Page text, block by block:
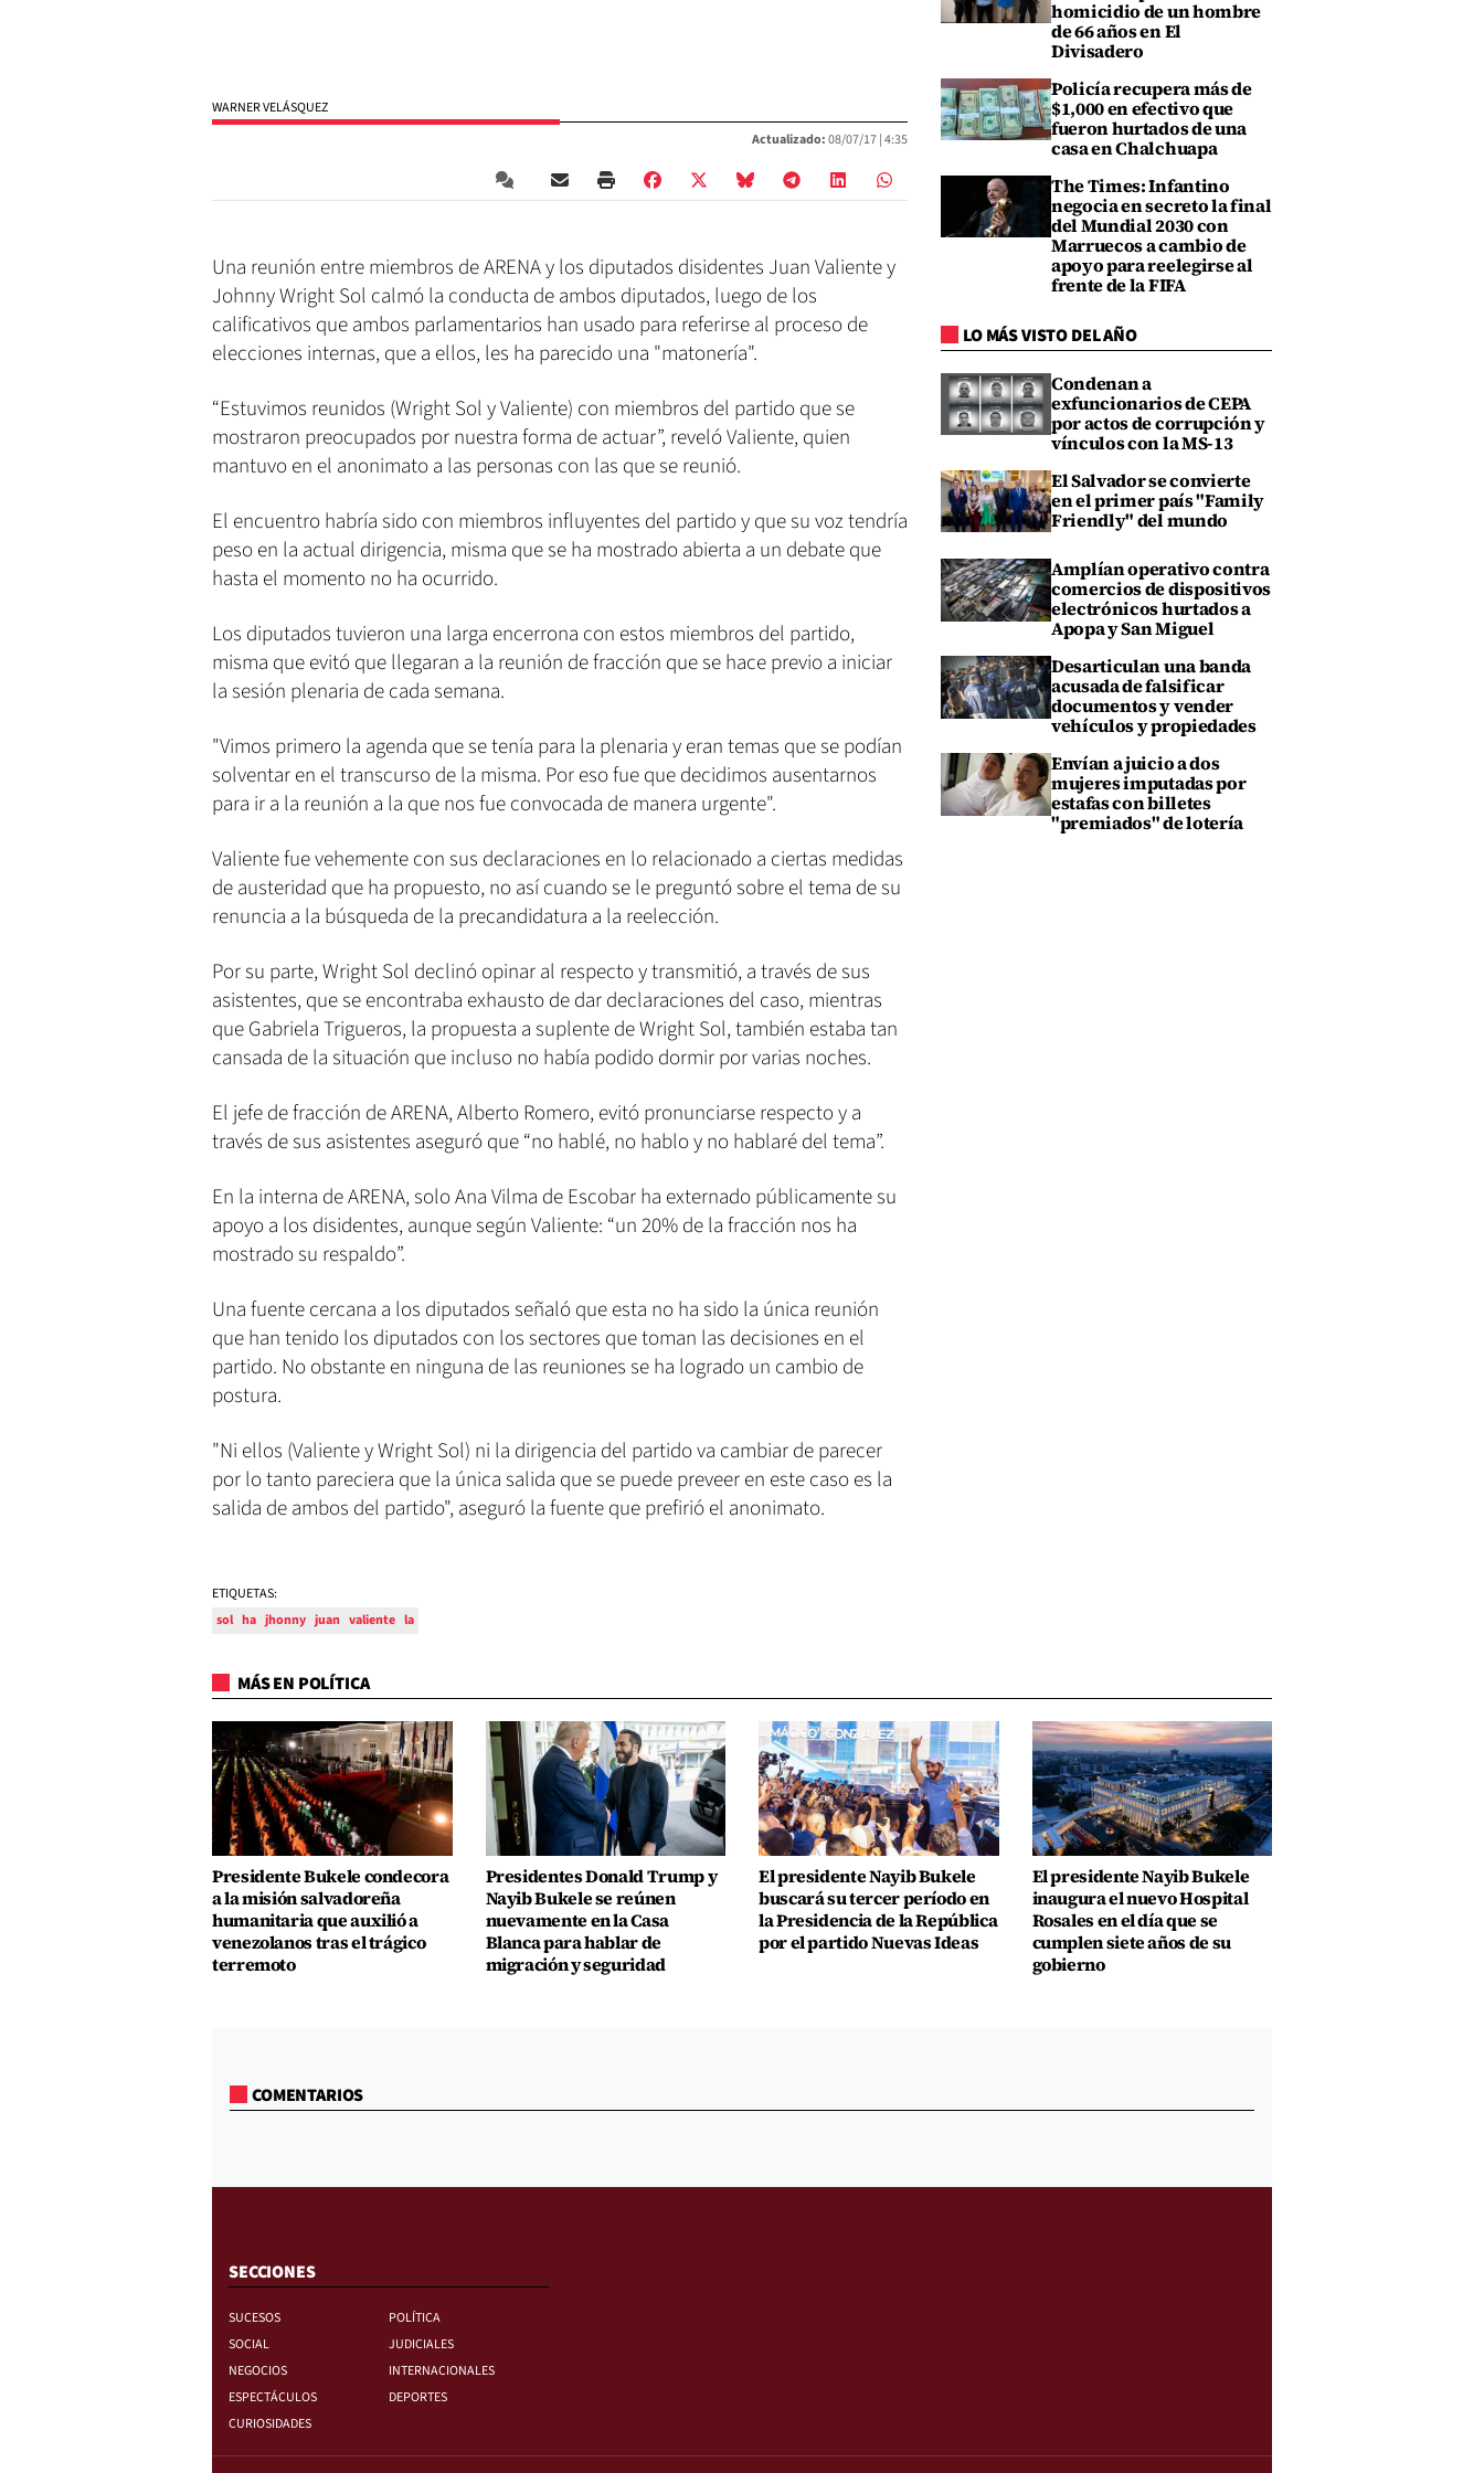
WARNER VELÁSQUEZ
Actualizado:08/07/17 |4:35
Una reunión entre miembros de ARENA y los diputados disidentes Juan Valiente y
Johnny Wright Sol calmó la conducta de ambos diputados, luego de los
calificativos que ambos parlamentarios han usado para referirse al proceso de
elecciones internas, que a ellos, les ha parecido una "matonería".
“Estuvimos reunidos (Wright Sol y Valiente) con miembros del partido que se
mostraron preocupados por nuestra forma de actuar”, reveló Valiente, quien
mantuvo en el anonimato a las personas con las que se reunió.
El encuentro habría sido con miembros influyentes del partido y que su voz tendría
peso en la actual dirigencia, misma que se ha mostrado abierta a un debate que
hasta el momento no ha ocurrido.
Los diputados tuvieron una larga encerrona con estos miembros del partido,
misma que evitó que llegaran a la reunión de fracción que se hace previo a iniciar
la sesión plenaria de cada semana.
"Vimos primero la agenda que se tenía para la plenaria y eran temas que se podían
solventar en el transcurso de la misma. Por eso fue que decidimos ausentarnos
para ir a la reunión a la que nos fue convocada de manera urgente".
Valiente fue vehemente con sus declaraciones en lo relacionado a ciertas medidas
de austeridad que ha propuesto, no así cuando se le preguntó sobre el tema de su
renuncia a la búsqueda de la precandidatura a la reelección.
Por su parte, Wright Sol declinó opinar al respecto y transmitió, a través de sus
asistentes, que se encontraba exhausto de dar declaraciones del caso, mientras
que Gabriela Trigueros, la propuesta a suplente de Wright Sol, también estaba tan
cansada de la situación que incluso no había podido dormir por varias noches.
El jefe de fracción de ARENA, Alberto Romero, evitó pronunciarse respecto y a
través de sus asistentes aseguró que “no hablé, no hablo y no hablaré del tema”.
En la interna de ARENA, solo Ana Vilma de Escobar ha externado públicamente su
apoyo a los disidentes, aunque según Valiente: “un 20% de la fracción nos ha
mostrado su respaldo”.
Una fuente cercana a los diputados señaló que esta no ha sido la única reunión
que han tenido los diputados con los sectores que toman las decisiones en el
partido. No obstante en ninguna de las reuniones se ha logrado un cambio de
postura.
"Ni ellos (Valiente y Wright Sol) ni la dirigencia del partido va cambiar de parecer
por lo tanto pareciera que la única salida que se puede preveer en este caso es la
salida de ambos del partido", aseguró la fuente que prefirió el anonimato.
ETIQUETAS:
sol ha jhonny juan valiente la
homicidio de un hombre
de 66 años en El
Divisadero
Policía recupera más de
$1,000 en efectivo que
fueron hurtados de una
casa en Chalchuapa
The Times: Infantino
negocia en secreto la final
del Mundial 2030 con
Marruecos a cambio de
apoyo para reelegirse al
frente de la FIFA
LO MÁS VISTO DEL AÑO
Condenan a
exfuncionarios de CEPA
por actos de corrupción y
vínculos con la MS-13
El Salvador se convierte
en el primer país "Family
Friendly" del mundo
Amplían operativo contra
comercios de dispositivos
electrónicos hurtados a
Apopa y San Miguel
Desarticulan una banda
acusada de falsificar
documentos y vender
vehículos y propiedades
Envían a juicio a dos
mujeres imputadas por
estafas con billetes
"premiados" de lotería
MÁS EN POLÍTICA
Presidente Bukele condecora
a la misión salvadoreña
humanitaria que auxilió a
venezolanos tras el trágico
terremoto
Presidentes Donald Trump y
Nayib Bukele se reúnen
nuevamente en la Casa
Blanca para hablar de
migración y seguridad
El presidente Nayib Bukele
buscará su tercer período en
la Presidencia de la República
por el partido Nuevas Ideas
El presidente Nayib Bukele
inaugura el nuevo Hospital
Rosales en el día que se
cumplen siete años de su
gobierno
COMENTARIOS
SECCIONES
SUCESOS
POLÍTICA
SOCIAL
JUDICIALES
NEGOCIOS
INTERNACIONALES
ESPECTÁCULOS
DEPORTES
CURIOSIDADES